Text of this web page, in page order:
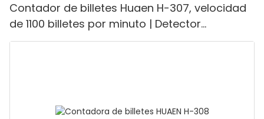
Contador de billetes Huaen H-307, velocidad
de 1100 billetes por minuto | Detector
UV/magnético/infrarrojo/falsificación,